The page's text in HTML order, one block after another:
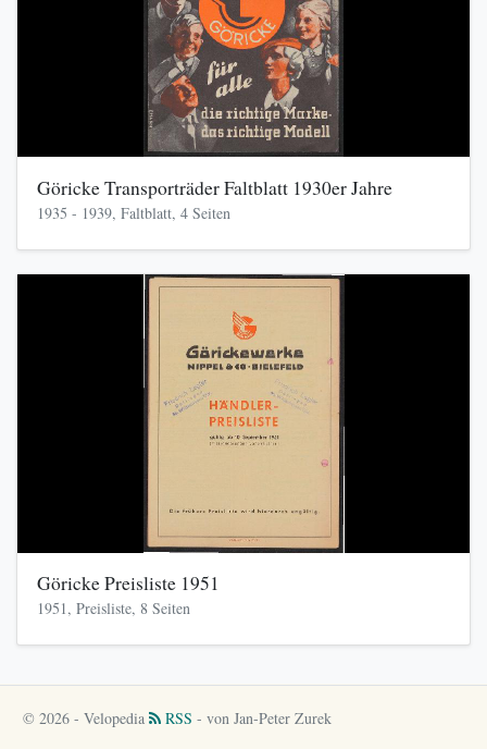
Göricke Transporträder Faltblatt 1930er Jahre
1935 - 1939, Faltblatt, 4 Seiten
Göricke Preisliste 1951
1951, Preisliste, 8 Seiten
© 2026 - Velopedia RSS - von Jan-Peter Zurek